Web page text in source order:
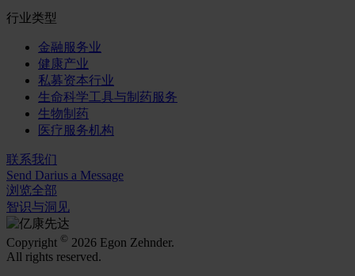
行业类型
金融服务业
健康产业
私募资本行业
生命科学工具与制药服务
生物制药
医疗服务机构
联系我们
Send Darius a Message
浏览全部
智识与洞见
Copyright © 2026 Egon Zehnder.
All rights reserved.